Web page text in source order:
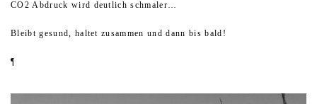
CO2 Abdruck wird deutlich schmaler…
Bleibt gesund, haltet zusammen und dann bis bald!
¶